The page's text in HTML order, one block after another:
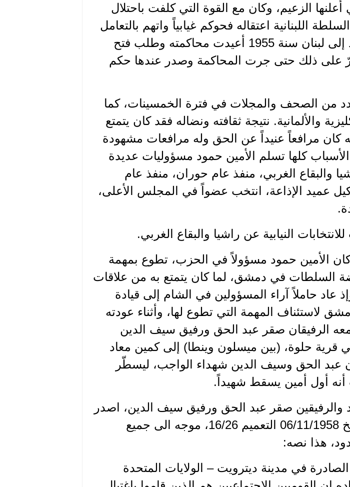
أعلنها الزعيم، وكان مع القوة التي كلفت باحتلال
اللبنانية اعتقاله فحوكم غيابياً واتهم بالتعامل
مع العدو، كالعادة. وعندما عاد إلى لبنان سنة 1955 أعيدت محاكمته وطلب فتح
على ذلك حتى جرت المحاكمة وصدر عندها حكم
من الصحف والمجلات في فترة الخمسينات، كما
والألمانية. نتيجة ثقافته ونضاله فقد كان يتمتع
كان مرافعاً عنيداً عن الحق وله مرافعات مشهودة
كلها تسلم الأمين حمود مسؤوليات عديدة
والبقاع الغربي، منفذ عام حوران، منفذ عام
عميد الإذاعة، انتخب عضواً في المجلس الأعلى،
اندلعت أحداث 1958 وكان الأمين حمود مسؤولاً في الحزب، تطوع بمهمة
السلطات في دمشق، لما كان يتمتع به من علاقات
عاد حاملاً آراء المسؤولين في الشام إلى قيادة
لاستئناف المهمة التي تطوع لها، وأثناء عودته
دمشق يوم 8 آب 1958 ومعه الرفيقان صقر عبد الحق ورفيق سيف الدين
قرية حلوة، (بين ميسلون وينطا) إلى كمين معاد
عبد الحق وسيف الدين شهداء الواجب، ليسطّر
أنه أول أمين يسقط شهيداً.
والرفيقين صقر عبد الحق ورفيق سيف الدين، اصدر
رئيس مكتب عبر الحدود بتاريخ 06/11/1958 التعميم 16/26، موجه الى جميع
هذا نصه:
في مدينة ديترويت – الولايات المتحدة